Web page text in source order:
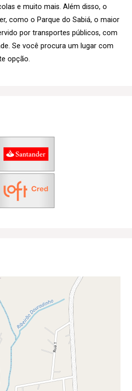
e muito mais. Além disso, o
como o Parque do Sabiá, o maior
por transportes públicos, com
Se você procura um lugar com
opção.